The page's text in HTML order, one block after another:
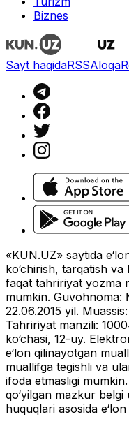
Biznes
Sayt haqidaRSSAloqa
«KUN.UZ» saytida
ko‘chirish, tarqatish
faqat tahririyat yozma
mumkin. Guvohnoma:
22.06.2015 yil.
Tahririyat manzili:
ko‘chasi, 12-uy.
e‘lon qilinayotgan
muallifga tegishli va
ifoda etmasligi
qo‘yilgan mazkur
huquqlari asosida